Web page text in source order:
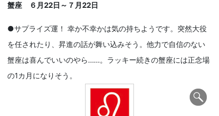
蟹座 ６月22日～７月22日
●サプライズ運！ 幸か不幸かは気の持ちようです。突然大役
を任されたり、昇進の話が舞い込みそう。他力で自信のない
蟹座は喜んでいいのやら……。ラッキー続きの蟹座には正念場
の1カ月になりそう。